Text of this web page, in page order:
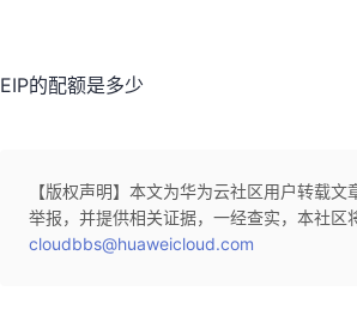
EIP的配额是多少
【版权声明】本文为华为云社区用户转载
举报，并提供相关证据，一经查实，本社区
cloudbbs@huaweicloud.com